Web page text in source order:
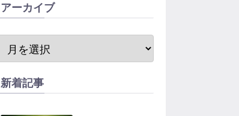
アーカイブ
新着記事